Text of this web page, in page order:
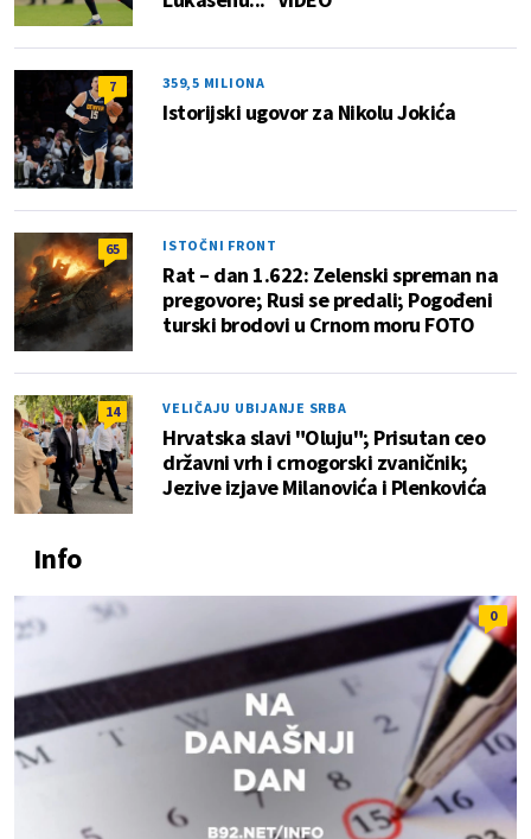
7 359,5 MILIONA
Istorijski ugovor za Nikolu Jokića
65 ISTOČNI FRONT
Rat – dan 1.622: Zelenski spreman na
pregovore; Rusi se predali; Pogođeni
turski brodovi u Crnom moru FOTO
14 VELIČAJU UBIJANJE SRBA
Hrvatska slavi "Oluju"; Prisutan ceo
državni vrh i crnogorski zvaničnik;
Jezive izjave Milanovića i Plenkovića
Info
0